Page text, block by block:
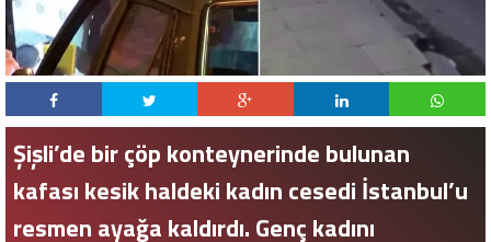
Şişli’de bir çöp konteynerinde bulunan
kafası kesik haldeki kadın cesedi İstanbul’u
resmen ayağa kaldırdı. Genç kadını